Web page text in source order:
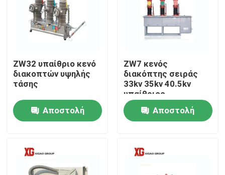
Σπίτι
Περίπου εμείς
ZW32 υπαίθριο κενό
διακοπτών υψηλής
τάσης
Αποστολή
ZW7 κενός
διακόπτης σειράς
33kv 35kv 40.5kv
υπαίθριος
Αποστολή